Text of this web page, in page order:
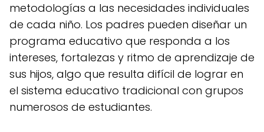
metodologías a las necesidades individuales
de cada niño. Los padres pueden diseñar un
programa educativo que responda a los
intereses, fortalezas y ritmo de aprendizaje de
sus hijos, algo que resulta difícil de lograr en
el sistema educativo tradicional con grupos
numerosos de estudiantes.